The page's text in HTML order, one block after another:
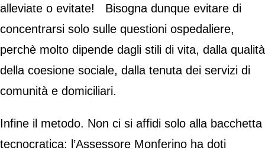
alleviate o evitate! Bisogna dunque evitare di
concentrarsi solo sulle questioni ospedaliere,
perchè molto dipende dagli stili di vita, dalla qualità
della coesione sociale, dalla tenuta dei servizi di
comunità e domiciliari.
Infine il metodo. Non ci si affidi solo alla bacchetta
tecnocratica: l’Assessore Monferino ha doti